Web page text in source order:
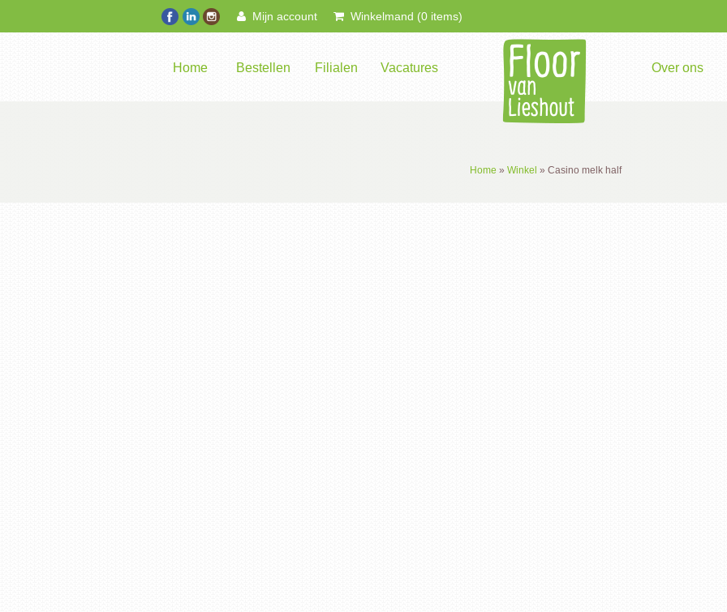
Mijn account Winkelmand (0 items)
Home Bestellen Filialen Vacatures Over ons
Home » Winkel » Casino melk half